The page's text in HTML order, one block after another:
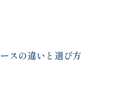
スの違いと選び方